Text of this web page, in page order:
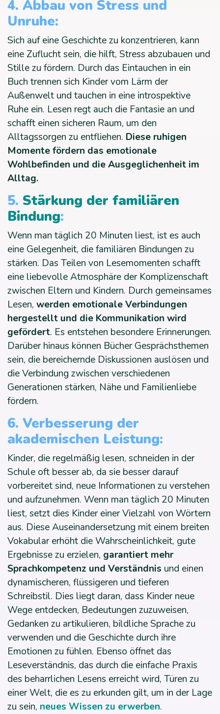
4. Abbau von Stress und
Unruhe:
Sich auf eine Geschichte zu konzentrieren, kann
eine Zuflucht sein, die hilft, Stress abzubauen und
Stille zu fördern. Durch das Eintauchen in ein
Buch trennen sich Kinder vom Lärm der
Außenwelt und tauchen in eine introspektive
Ruhe ein. Lesen regt auch die Fantasie an und
schafft einen sicheren Raum, um den
Alltagssorgen zu entfliehen. Diese ruhigen
Momente fördern das emotionale
Wohlbefinden und die Ausgeglichenheit im
Alltag.
5. Stärkung der familiären
Bindung:
Wenn man täglich 20 Minuten liest, ist es auch
eine Gelegenheit, die familiären Bindungen zu
stärken. Das Teilen von Lesemomenten schafft
eine liebevolle Atmosphäre der Komplizenschaft
zwischen Eltern und Kindern. Durch gemeinsames
Lesen, werden emotionale Verbindungen
hergestellt und die Kommunikation wird
gefördert. Es entstehen besondere Erinnerungen.
Darüber hinaus können Bücher Gesprächsthemen
sein, die bereichernde Diskussionen auslösen und
die Verbindung zwischen verschiedenen
Generationen stärken, Nähe und Familienliebe
fördern.
6. Verbesserung der
akademischen Leistung:
Kinder, die regelmäßig lesen, schneiden in der
Schule oft besser ab, da sie besser darauf
vorbereitet sind, neue Informationen zu verstehen
und aufzunehmen. Wenn man täglich 20 Minuten
liest, setzt dies Kinder einer Vielzahl von Wörtern
aus. Diese Auseinandersetzung mit einem breiten
Vokabular erhöht die Wahrscheinlichkeit, gute
Ergebnisse zu erzielen, garantiert mehr
Sprachkompetenz und Verständnis und einen
dynamischeren, flüssigeren und tieferen
Schreibstil. Dies liegt daran, dass Kinder neue
Wege entdecken, Bedeutungen zuzuweisen,
Gedanken zu artikulieren, bildliche Sprache zu
verwenden und die Geschichte durch ihre
Emotionen zu fühlen. Ebenso öffnet das
Leseverständnis, das durch die einfache Praxis
des beharrlichen Lesens erreicht wird, Türen zu
einer Welt, die es zu erkunden gilt, um in der Lage
zu sein, neues Wissen zu erwerben.